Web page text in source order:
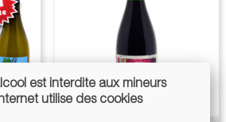
est interdite aux mineurs
utilise des cookies